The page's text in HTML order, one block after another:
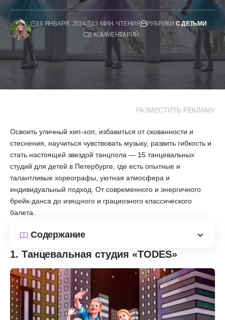
16 ЯНВАРЯ, 2024 13 МИН. ЧТЕНИЯ РУБРИКИ:С ДЕТЬМИ
1 КОММЕНТАРИЙ
РАЗМЕСТИТЬ РЕКЛАМУ
Освоить уличный хип-хоп, избавиться от скованности и
стеснения, научиться чувствовать музыку, развить гибкость и
стать настоящей звездой танцпола — 15 танцевальных
студий для детей в Петербурге, где есть опытные и
талантливые хореографы, уютная атмосфера и
индивидуальный подход. От современного и энергичного
брейк-данса до изящного и грациозного классического
балета.
Содержание
1. Танцевальная студия «TODES»